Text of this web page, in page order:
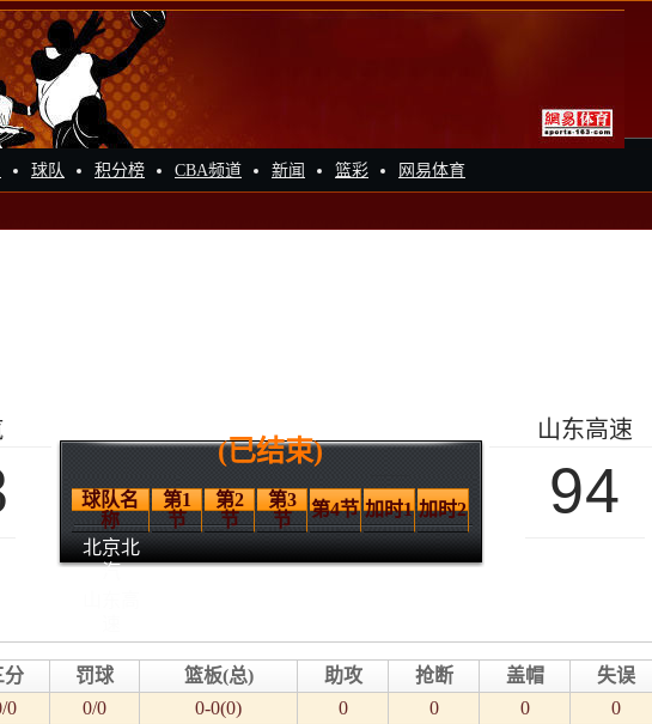
球队 积分榜 CBA频道 新闻 篮彩 网易体育
(已结束)
球队名
称
第1
节
第2
节
第3
节
第4节 加时1 加时2
北京北
汽
山东高速
94
分 罚球 篮板(总) 助攻 抢断 盖帽 失误
0 0/0 0-0(0) 0 0 0 0